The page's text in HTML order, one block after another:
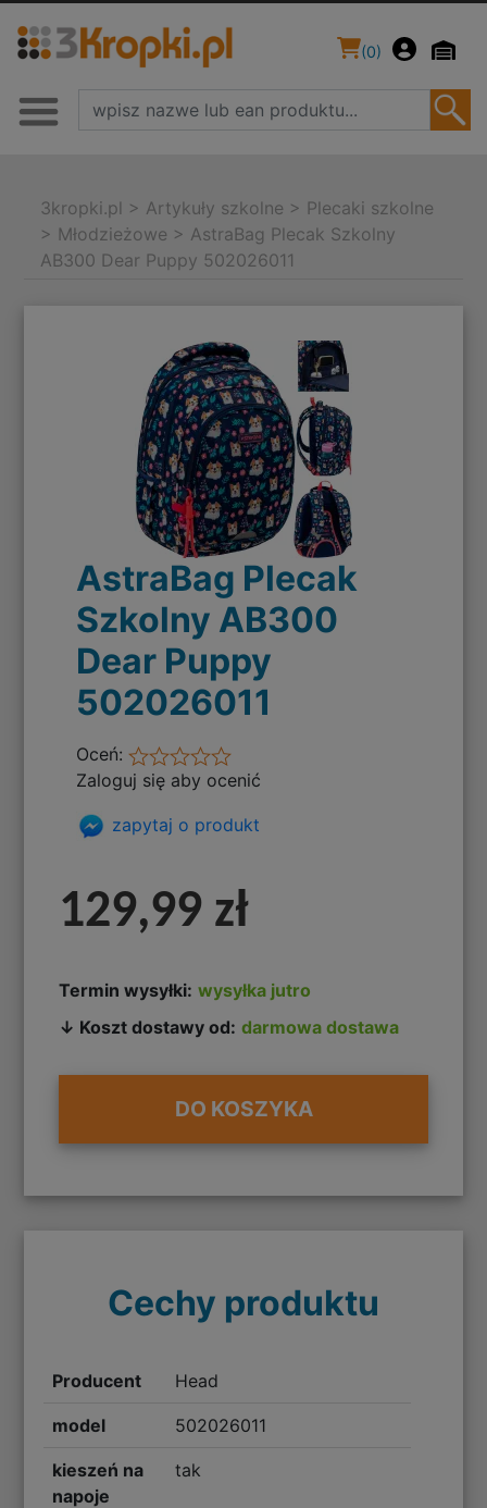
(0)
3kropki.pl > Artykuły szkolne > Plecaki szkolne
> Młodzieżowe > AstraBag Plecak Szkolny
AB300 Dear Puppy 502026011
AstraBag Plecak
Szkolny AB300
Dear Puppy
502026011
Oceń:
Zaloguj się aby ocenić
zapytaj o produkt
129,99 zł
Termin wysyłki: wysyłka jutro
↓ Koszt dostawy od: darmowa dostawa
DO KOSZYKA
Cechy produktu
Producent Head
model 502026011
kieszeń na
napoje
tak